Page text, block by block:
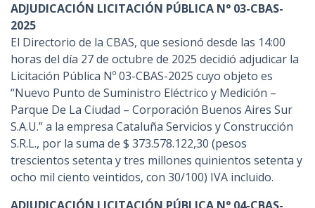
ADJUDICACIÓN LICITACIÓN PÚBLICA N° 03-CBAS-
2025
El Directorio de la CBAS, que sesionó desde las 14:00
horas del día 27 de octubre de 2025 decidió adjudicar la
Licitación Pública Nº 03-CBAS-2025 cuyo objeto es
“Nuevo Punto de Suministro Eléctrico y Medición –
Parque De La Ciudad – Corporación Buenos Aires Sur
S.A.U.” a la empresa Cataluña Servicios y Construcción
S.R.L., por la suma de $ 373.578.122,30 (pesos
trescientos setenta y tres millones quinientos setenta y
ocho mil ciento veintidos, con 30/100) IVA incluido.